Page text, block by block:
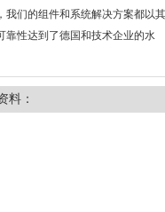
我们的组件和系统解决方案都以其
靠性达到了德国和技术企业的水
料：